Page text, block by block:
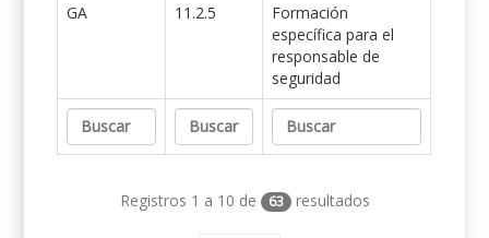
GA
11.2.5
Formación
específica para el
responsable de
seguridad
Registros 1 a 10 de 63 resultados